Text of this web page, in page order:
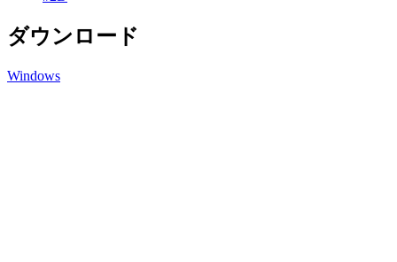
ダウンロード
Windows